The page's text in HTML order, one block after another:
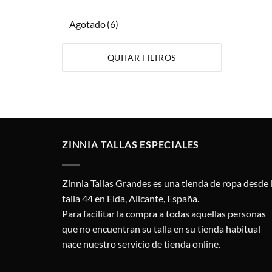
Agotado(6)
QUITAR FILTROS
ZINNIA TALLAS ESPECIALES
Zinnia Tallas Grandes es una tienda de ropa desde
talla 44 en Elda, Alicante, España.
Para facilitar la compra a todas aquellas personas
que no encuentran su talla en su tienda habitual
nace nuestro servicio de tienda online.